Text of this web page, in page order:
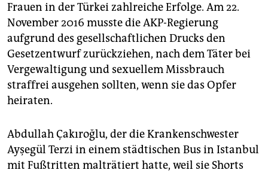
Frauen in der Türkei zahlreiche Erfolge. Am 22.
November 2016 musste die AKP-Regierung
aufgrund des gesellschaftlichen Drucks den
Gesetzentwurf zurückziehen, nach dem Täter bei
Vergewaltigung und sexuellem Missbrauch
straffrei ausgehen sollten, wenn sie das Opfer
heiraten.
Abdullah Çakıroğlu, der die Krankenschwester
Ayşegül Terzi in einem städtischen Bus in Istanbul
mit Fußtritten malträtiert hatte, weil sie Shorts